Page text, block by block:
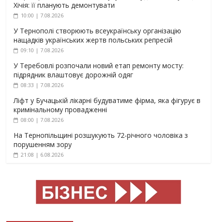
Хічія: її планують демонтувати
10:00 | 7.08.2026
У Тернополі створюють всеукраїнську організацію
нащадків українських жертв польських репресій
09:10 | 7.08.2026
У Теребовлі розпочали новий етап ремонту мосту:
підрядник влаштовує дорожній одяг
08:33 | 7.08.2026
Ліфт у Бучацькій лікарні будуватиме фірма, яка фігурує в
кримінальному провадженні
08:00 | 7.08.2026
На Тернопільщині розшукують 72-річного чоловіка з
порушенням зору
21:08 | 6.08.2026